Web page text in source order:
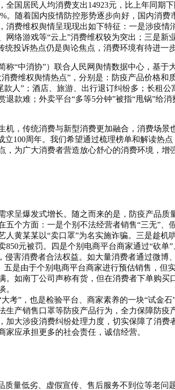
全国居民人均消费支出14923元，比上年同期
。随着国内疫情防控形势逐步向好，国内消费
消费维权舆情呈现现出如下特征：一是涉疫情
网络游戏等“云上”消费维权较为突出；三是新
投诉热点仍是舆论焦点，消费环境有待进一步
称“中消协”）联合人民网舆情数据中心，基于
费维权舆情热点”，分别是：防疫产品价格和
款人”；酒店、旅游、出行退订纠纷多；长租
退款难；外卖平台“多等5分钟”被指“甩锅”给
机，传统消费与新型消费更加融合，消费场景
立100周年。我们希望通过梳理榜单和解读热
，为广大消费者营造放心舒心的消费环境，增
呈爆发式增长。随之而来的是，防疫产品质
五个方面：一是个别不法经营者销售“三无”、
黄某某以“卖口罩”为名实施诈骗。三是趁机
850元被罚。四是个别电商平台商家通过“砍单
侵害消费者合法权益。如大量消费者通过微博
五是由于个别电商平台商家进行预估销售，但
。如南丁公司声称有货，但在消费者下单购买
。
考”，也是检验平台、商家素养的一块“试金石
生产销售口罩等防疫产品行为，全力保障防疫
加大涉疫消费纠纷处理力度，切实保障了消费
应承担更多的社会责任，诚信经营。
质量低劣、虚假宣传、售后服务不到位等老问